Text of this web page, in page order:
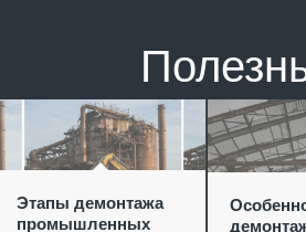
Этапы демонтажа
промышленных